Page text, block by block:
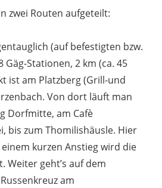
zwei Routen aufgeteilt:
(auf befestigten bzw.
Gäg-Stationen, 2 km (ca. 45
ist am Platzberg (Grill-und
Von dort läuft man
Dorfmitte, am Cafè
bis zum Thomilishäusle. Hier
kurzen Anstieg wird die
Weiter geht’s auf dem
am